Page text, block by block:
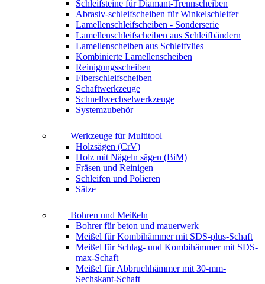
Schleifsteine für Diamant-Trennscheiben
Abrasiv-schleifscheiben für Winkelschleifer
Lamellenschleifscheiben - Sonderserie
Lamellenschleifscheiben aus Schleifbändern
Lamellenscheiben aus Schleifvlies
Kombinierte Lamellenscheiben
Reinigungsscheiben
Fiberschleifscheiben
Schaftwerkzeuge
Schnellwechselwerkzeuge
Systemzubehör
Werkzeuge für Multitool
Holzsägen (CrV)
Holz mit Nägeln sägen (BiM)
Fräsen und Reinigen
Schleifen und Polieren
Sätze
Bohren und Meißeln
Bohrer für beton und mauerwerk
Meißel für Kombihämmer mit SDS-plus-Schaft
Meißel für Schlag- und Kombihämmer mit SDS-
max-Schaft
Meißel für Abbruchhämmer mit 30-mm-
Sechskant-Schaft